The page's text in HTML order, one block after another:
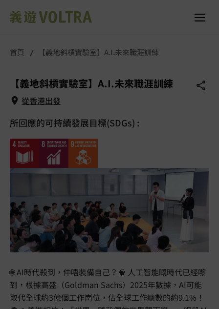
首頁 【義地斜槓實驗室】A.I.未來職涯訓練
【義地斜槓實驗室】A.I.未來職涯訓練
從香港出發
所回應的可持續發展目標(SDGs) :
🌐 AI時代殺到，仲唔裝備自己？🧠 人工智能嘅時代已經嚟
到，根據高盛（Goldman Sachs）2025年數據，AI可能
取代全球約3億個工作崗位，佔全球工作總數的約9.1%！